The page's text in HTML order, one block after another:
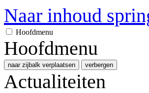
Naar inhoud
Hoofdmenu
Hoofdmenu
naar zijbalk verplaatsen verbergen
Actualiteiten